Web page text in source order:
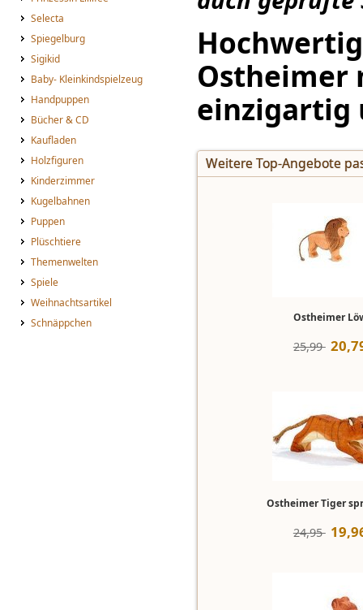
Selecta
Spiegelburg
Sigikid
Baby- Kleinkindspielzeug
Handpuppen
Bücher & CD
Kaufladen
Holzfiguren
Kinderzimmer
Kugelbahnen
Puppen
Plüschtiere
Themenwelten
Spiele
Weihnachtsartikel
Schnäppchen
Ostheimer
einzigartig
Weitere Top-Angebote
Ostheimer
25,99  20,
Ostheimer Tiger
24,95  19,